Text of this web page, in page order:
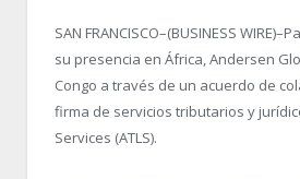
SAN FRANCISCO–(BUSINESS
su presencia en África, Andersen
Congo a través de un acuerdo de
firma de servicios tributarios y
Services (ATLS).